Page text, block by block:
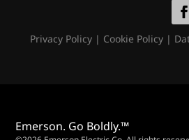
Privacy Policy| Cookie Policy|
Emerson. Go Boldly.™